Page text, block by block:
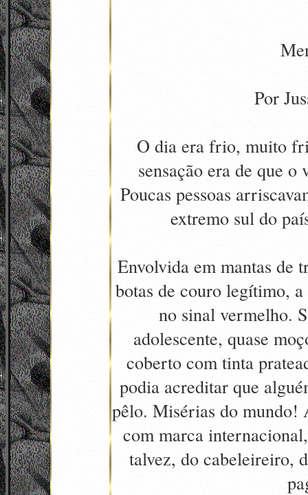
Por
O dia era frio, muito
sensação era de que
Poucas pessoas
extremo sul do
Envolvida em mantas de
botas de couro legítimo,
no sinal vermelho.
adolescente, quase
coberto com tinta
podia acreditar que
pêlo. Misérias do mundo!
com marca
talvez, do cabeleireiro,